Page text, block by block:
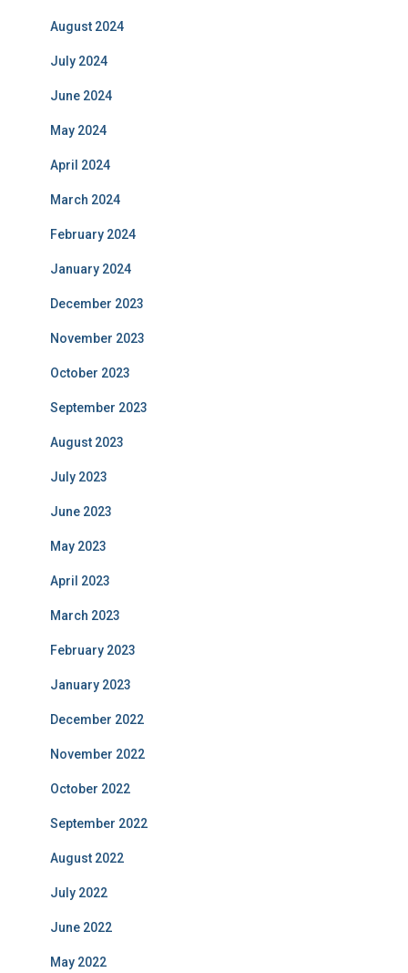
August 2024
July 2024
June 2024
May 2024
April 2024
March 2024
February 2024
January 2024
December 2023
November 2023
October 2023
September 2023
August 2023
July 2023
June 2023
May 2023
April 2023
March 2023
February 2023
January 2023
December 2022
November 2022
October 2022
September 2022
August 2022
July 2022
June 2022
May 2022